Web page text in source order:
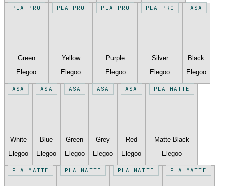
PLA PRO
Green
Elegoo
PLA PRO
Yellow
Elegoo
PLA PRO
Purple
Elegoo
PLA PRO
Silver
Elegoo
ASA
Black
Elegoo
ASA
White
Elegoo
ASA
Blue
Elegoo
ASA
Green
Elegoo
ASA
Grey
Elegoo
ASA
Red
Elegoo
PLA MATTE
Matte Black
Elegoo
PLA MATTE PLA MATTE PLA MATTE PLA MATTE